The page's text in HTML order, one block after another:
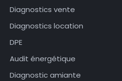
Diagnostics vente
Diagnostics location
DPE
Audit énergétique
Diagnostic amiante